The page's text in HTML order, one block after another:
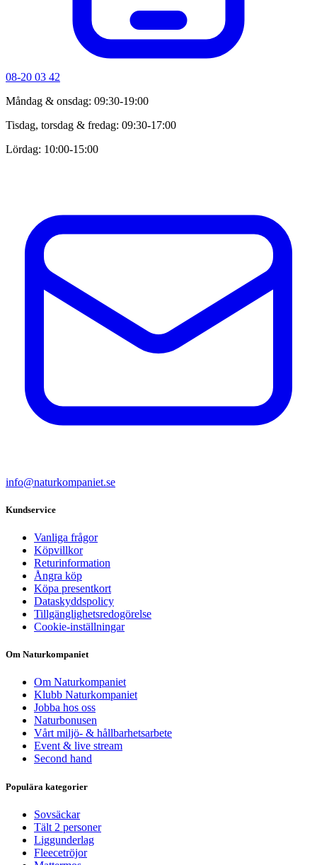
08-20 03 42
Måndag & onsdag: 09:30-19:00
Tisdag, torsdag & fredag: 09:30-17:00
Lördag: 10:00-15:00
info@naturkompaniet.se
Kundservice
Vanliga frågor
Köpvillkor
Returinformation
Ångra köp
Köpa presentkort
Dataskyddspolicy
Tillgänglighetsredogörelse
Cookie-inställningar
Om Naturkompaniet
Om Naturkompaniet
Klubb Naturkompaniet
Jobba hos oss
Naturbonusen
Vårt miljö- & hållbarhetsarbete
Event & live stream
Second hand
Populära kategorier
Sovsäckar
Tält 2 personer
Liggunderlag
Fleecetröjor